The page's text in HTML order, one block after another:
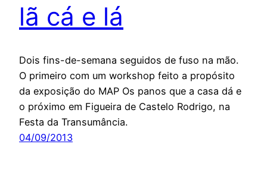
lã cá e lá
Dois fins-de-semana seguidos de fuso na mão.
O primeiro com um workshop feito a propósito
da exposição do MAP Os panos que a casa dá e
o próximo em Figueira de Castelo Rodrigo, na
Festa da Transumância.
04/09/2013